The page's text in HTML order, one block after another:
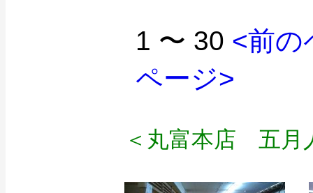
1 〜 30 <前の
ページ>
＜丸富本店 五月